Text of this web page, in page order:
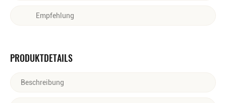
Noten. Frisch und feinperlig am Gaumen.
Empfehlung
PRODUKTDETAILS
Beschreibung